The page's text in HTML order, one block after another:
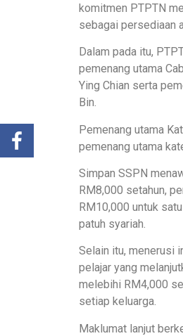
komitmen PTPTN
sebagai persediaan
Dalam pada itu,
pemenang utama
Ying Chian serta
Bin.
Pemenang utama
pemenang utama
Simpan SSPN
RM8,000 setahun,
RM10,000 untuk
patuh syariah.
Selain itu, menerusi
pelajar yang
melebihi RM4,000
setiap keluarga.
Maklumat lanjut